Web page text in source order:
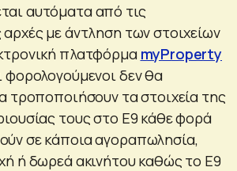
αυτόματα από τις
με άντληση των στοιχείων
πλατφόρμα myProperty
δεν θα
τροποποιήσουν τα στοιχεία της
τους στο Ε9 κάθε φορά
σε κάποια αγοραπωλησία,
ή δωρεά ακινήτου καθώς το Ε9